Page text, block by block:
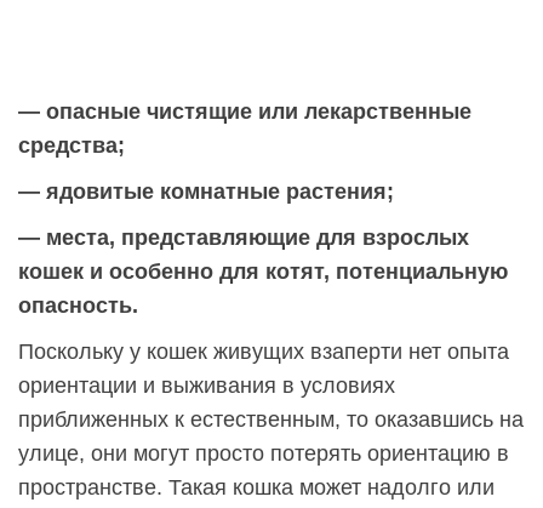
— опасные чистящие или лекарственные
средства;
— ядовитые комнатные растения;
— места, представляющие для взрослых
кошек и особенно для котят, потенциальную
опасность.
Поскольку у кошек живущих взаперти нет опыта
ориентации и выживания в условиях
приближенных к естественным, то оказавшись на
улице, они могут просто потерять ориентацию в
пространстве. Такая кошка может надолго или